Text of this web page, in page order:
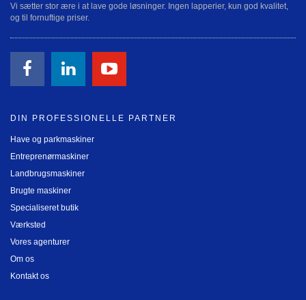
Vi sætter stor ære i at lave gode løsninger. Ingen lapperier, kun god kvalitet,
og til fornuftige priser.
DIN PROFESSIONELLE PARTNER
Have og parkmaskiner
Entreprenørmaskiner
Landbrugsmaskiner
Brugte maskiner
Specialiseret butik
Værksted
Vores agenturer
Om os
Kontakt os